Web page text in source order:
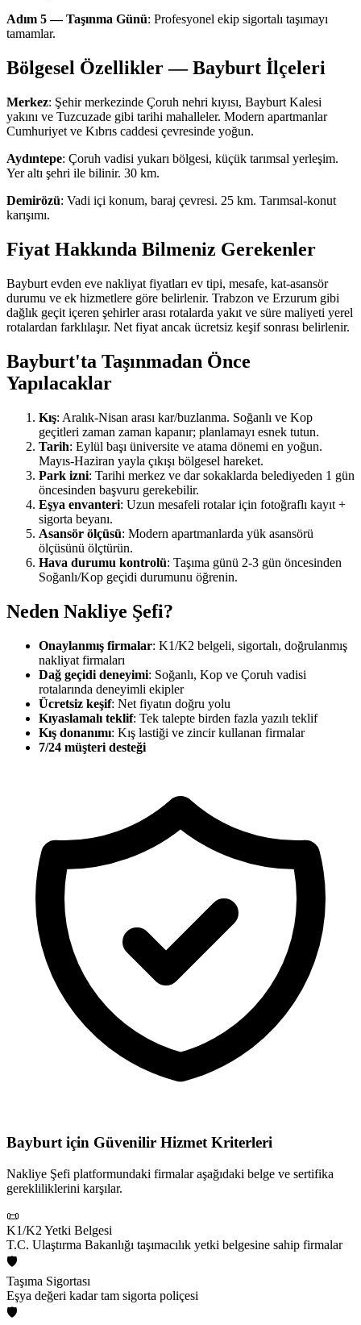
Adım 5 — Taşınma Günü: Profesyonel ekip sigortalı taşımayı
tamamlar.
Bölgesel Özellikler — Bayburt İlçeleri
Merkez: Şehir merkezinde Çoruh nehri kıyısı, Bayburt Kalesi
yakını ve Tuzcuzade gibi tarihi mahalleler. Modern apartmanlar
Cumhuriyet ve Kıbrıs caddesi çevresinde yoğun.
Aydıntepe: Çoruh vadisi yukarı bölgesi, küçük tarımsal yerleşim.
Yer altı şehri ile bilinir. 30 km.
Demirözü: Vadi içi konum, baraj çevresi. 25 km. Tarımsal-konut
karışımı.
Fiyat Hakkında Bilmeniz Gerekenler
Bayburt evden eve nakliyat fiyatları ev tipi, mesafe, kat-asansör
durumu ve ek hizmetlere göre belirlenir. Trabzon ve Erzurum gibi
dağlık geçit içeren şehirler arası rotalarda yakıt ve süre maliyeti yerel
rotalardan farklılaşır. Net fiyat ancak ücretsiz keşif sonrası belirlenir.
Bayburt'ta Taşınmadan Önce
Yapılacaklar
Kış: Aralık-Nisan arası kar/buzlanma. Soğanlı ve Kop
geçitleri zaman zaman kapanır; planlamayı esnek tutun.
Tarih: Eylül başı üniversite ve atama dönemi en yoğun.
Mayıs-Haziran yayla çıkışı bölgesel hareket.
Park izni: Tarihi merkez ve dar sokaklarda belediyeden 1 gün
öncesinden başvuru gerekebilir.
Eşya envanteri: Uzun mesafeli rotalar için fotoğraflı kayıt +
sigorta beyanı.
Asansör ölçüsü: Modern apartmanlarda yük asansörü
ölçüsünü ölçtürün.
Hava durumu kontrolü: Taşıma günü 2-3 gün öncesinden
Soğanlı/Kop geçidi durumunu öğrenin.
Neden Nakliye Şefi?
Onaylanmış firmalar: K1/K2 belgeli, sigortalı, doğrulanmış
nakliyat firmaları
Dağ geçidi deneyimi: Soğanlı, Kop ve Çoruh vadisi
rotalarında deneyimli ekipler
Ücretsiz keşif: Net fiyatın doğru yolu
Kıyaslamalı teklif: Tek talepte birden fazla yazılı teklif
Kış donanımı: Kış lastiği ve zincir kullanan firmalar
7/24 müşteri desteği
Bayburt için Güvenilir Hizmet Kriterleri
Nakliye Şefi platformundaki firmalar aşağıdaki belge ve sertifika
gerekliliklerini karşılar.
📜
K1/K2 Yetki Belgesi
T.C. Ulaştırma Bakanlığı taşımacılık yetki belgesine sahip firmalar
🛡️
Taşıma Sigortası
Eşya değeri kadar tam sigorta poliçesi
🛡️